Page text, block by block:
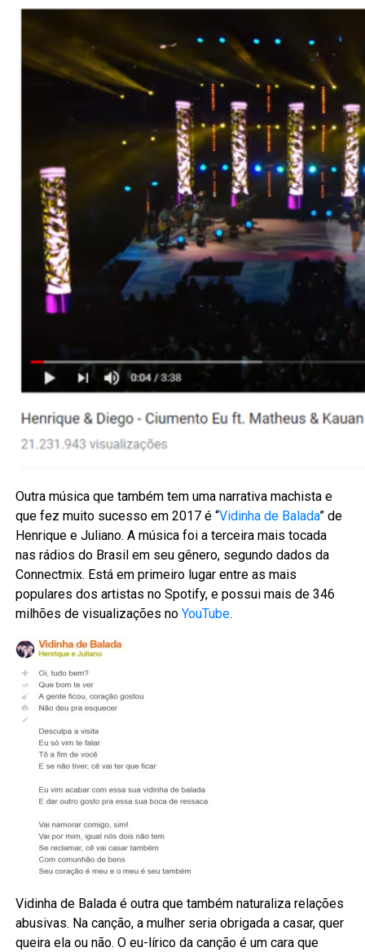
Outra música que também tem uma narrativa machista e
que fez muito sucesso em 2017 é “Vidinha de Balada” de
Henrique e Juliano. A música foi a terceira mais tocada
nas rádios do Brasil em seu gênero, segundo dados da
Connectmix. Está em primeiro lugar entre as mais
populares dos artistas no Spotify, e possui mais de 346
milhões de visualizações noYouTube.
Vidinha de Balada é outra que também naturaliza relações
abusivas. Na canção, a mulher seria obrigada a casar, quer
queira ela ou não. O eu-lírico da canção é um cara que